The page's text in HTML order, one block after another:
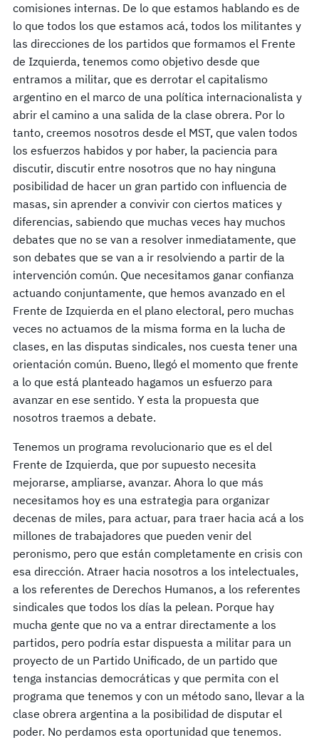
comisiones internas. De lo que estamos hablando es de
lo que todos los que estamos acá, todos los militantes y
las direcciones de los partidos que formamos el Frente
de Izquierda, tenemos como objetivo desde que
entramos a militar, que es derrotar el capitalismo
argentino en el marco de una política internacionalista y
abrir el camino a una salida de la clase obrera. Por lo
tanto, creemos nosotros desde el MST, que valen todos
los esfuerzos habidos y por haber, la paciencia para
discutir, discutir entre nosotros que no hay ninguna
posibilidad de hacer un gran partido con influencia de
masas, sin aprender a convivir con ciertos matices y
diferencias, sabiendo que muchas veces hay muchos
debates que no se van a resolver inmediatamente, que
son debates que se van a ir resolviendo a partir de la
intervención común. Que necesitamos ganar confianza
actuando conjuntamente, que hemos avanzado en el
Frente de Izquierda en el plano electoral, pero muchas
veces no actuamos de la misma forma en la lucha de
clases, en las disputas sindicales, nos cuesta tener una
orientación común. Bueno, llegó el momento que frente
a lo que está planteado hagamos un esfuerzo para
avanzar en ese sentido. Y esta la propuesta que
nosotros traemos a debate.
Tenemos un programa revolucionario que es el del
Frente de Izquierda, que por supuesto necesita
mejorarse, ampliarse, avanzar. Ahora lo que más
necesitamos hoy es una estrategia para organizar
decenas de miles, para actuar, para traer hacia acá a los
millones de trabajadores que pueden venir del
peronismo, pero que están completamente en crisis con
esa dirección. Atraer hacia nosotros a los intelectuales,
a los referentes de Derechos Humanos, a los referentes
sindicales que todos los días la pelean. Porque hay
mucha gente que no va a entrar directamente a los
partidos, pero podría estar dispuesta a militar para un
proyecto de un Partido Unificado, de un partido que
tenga instancias democráticas y que permita con el
programa que tenemos y con un método sano, llevar a la
clase obrera argentina a la posibilidad de disputar el
poder. No perdamos esta oportunidad que tenemos.